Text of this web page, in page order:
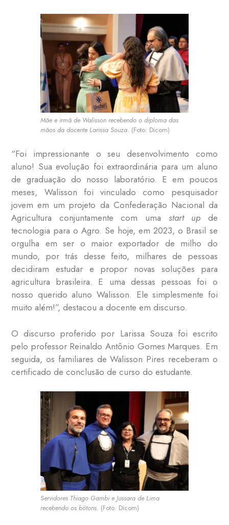
Mãe e irmã de Walisson recebendo o diploma das
mãos da docente Larissa Souza. (Foto: Dicom)
“Foi impressionante o seu desenvolvimento como
aluno! Sua evolução foi extraordinária para um aluno
de graduação do nosso laboratório. E em poucos
meses, Walisson foi vinculado como pesquisador
jovem em um projeto da Confederação Nacional da
Agricultura conjuntamente com uma start up de
tecnologia para o Agro. Se hoje, em 2023, o Brasil se
orgulha em ser o maior exportador de milho do
mundo, por trás desse feito, milhares de pessoas
decidiram estudar e propor novas soluções para
agricultura brasileira. E uma dessas pessoas foi o
nosso querido aluno Walisson. Ele simplesmente foi
muito além!”, destacou a docente em discurso.
O discurso proferido por Larissa Souza foi escrito
pelo professor Reinaldo Antônio Gomes Marques. Em
seguida, os familiares de Walisson Pires receberam o
certificado de conclusão de curso do estudante.
Servidores Thiago Gambi e Jussara de Lima
recebendo os bótons. (Foto: Dicom)